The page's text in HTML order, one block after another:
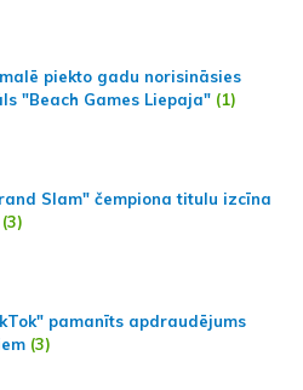
piekto gadu norisināsies
"Beach Games Liepaja" (1)
Slam" čempiona titulu izcīna
(3)
pamanīts apdraudējums
(3)